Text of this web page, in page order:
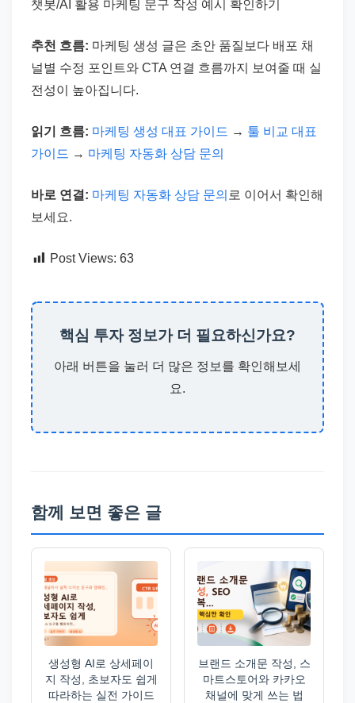
챗봇/AI 활용 마케팅 문구 작성 예시 확인하기
추천 흐름: 마케팅 생성 글은 초안 품질보다 배포 채
널별 수정 포인트와 CTA 연결 흐름까지 보여줄 때 실
전성이 높아집니다.
읽기 흐름: 마케팅 생성 대표 가이드 → 툴 비교 대표
가이드 → 마케팅 자동화 상담 문의
바로 연결: 마케팅 자동화 상담 문의 로 이어서 확인해
보세요.
Post Views: 63
핵심 투자 정보가 더 필요하신가요?
아래 버튼을 눌러 더 많은 정보를 확인해보세
요.
함께 보면 좋은 글
생성형 AI로 상세페이
지 작성, 초보자도 쉽게
따라하는 실전 가이드
브랜드 소개문 작성, 스
마트스토어와 카카오
채널에 맞게 쓰는 법